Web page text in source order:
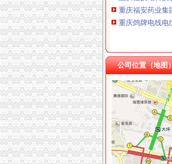
重庆鸽牌电线电
重庆海谛升进出
重庆奕欣锦诚
重庆伟尚科技
重庆科米克商贸
重庆集氏科技有
重庆科发表面处
重庆凯誉网络通
重庆华康假肢
重庆佳技维科技
重庆福安药业集
公司位置（地图
九龙坡区办税务
重庆江北工商代
办理殊许可证公
【中山坦洲区
公司注册_九龙
【深圳龙华新区
重庆市个人房屋
《重庆市个人出